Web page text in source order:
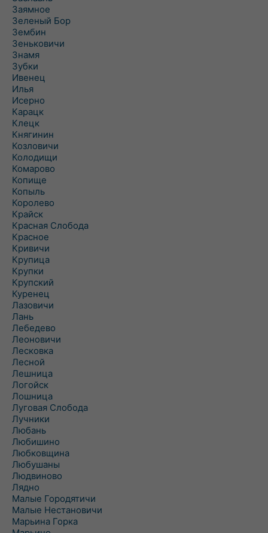
Заямное
Зеленый Бор
Зембин
Зеньковичи
Знамя
Зубки
Ивенец
Илья
Исерно
Карацк
Клецк
Княгинин
Козловичи
Колодищи
Комарово
Копище
Копыль
Королево
Крайск
Красная Слобода
Красное
Кривичи
Крупица
Крупки
Крупский
Куренец
Лазовичи
Лань
Лебедево
Леоновичи
Лесковка
Лесной
Лешница
Логойск
Лошница
Луговая Слобода
Лучники
Любань
Любишино
Любковщина
Любушаны
Людвиново
Лядно
Малые Городятичи
Малые Нестановичи
Марьина Горка